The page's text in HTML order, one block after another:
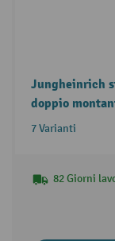
Jungheinrich
doppio
7 Varianti
82 Giorni